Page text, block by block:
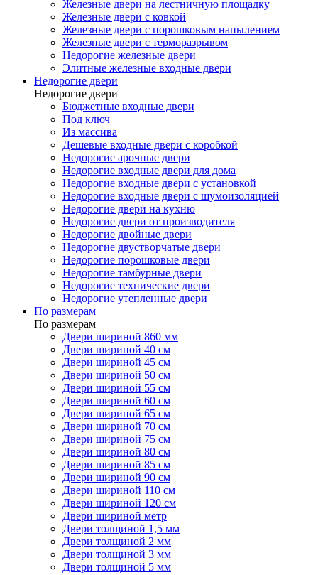
Железные двери на лестничную площадку
Железные двери с ковкой
Железные двери с порошковым напылением
Железные двери с терморазрывом
Недорогие железные двери
Элитные железные входные двери
Недорогие двери
Недорогие двери
Бюджетные входные двери
Под ключ
Из массива
Дешевые входные двери с коробкой
Недорогие арочные двери
Недорогие входные двери для дома
Недорогие входные двери с установкой
Недорогие входные двери с шумоизоляцией
Недорогие двери на кухню
Недорогие двери от производителя
Недорогие двойные двери
Недорогие двустворчатые двери
Недорогие порошковые двери
Недорогие тамбурные двери
Недорогие технические двери
Недорогие утепленные двери
По размерам
По размерам
Двери шириной 860 мм
Двери шириной 40 см
Двери шириной 45 см
Двери шириной 50 см
Двери шириной 55 см
Двери шириной 60 см
Двери шириной 65 см
Двери шириной 70 см
Двери шириной 75 см
Двери шириной 80 см
Двери шириной 85 см
Двери шириной 90 см
Двери шириной 110 см
Двери шириной 120 см
Двери шириной метр
Двери толщиной 1,5 мм
Двери толщиной 2 мм
Двери толщиной 3 мм
Двери толщиной 5 мм